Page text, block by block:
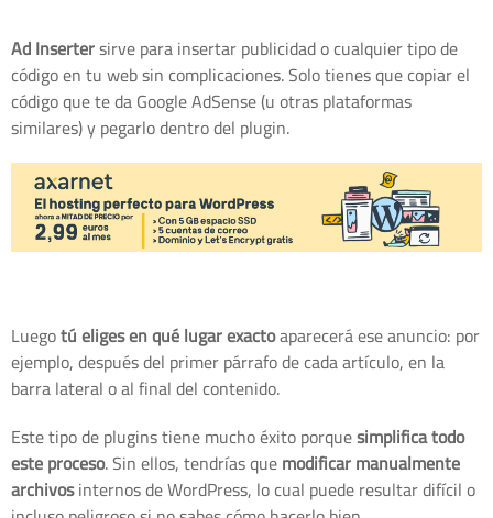
Ad Insertersirve para insertar publicidad o cualquier tipo de
código en tu web sin complicaciones. Solo tienes que copiar el
código que te da Google AdSense (u otras plataformas
similares) y pegarlo dentro del plugin.
Luegotú eliges en qué lugar exactoaparecerá ese anuncio: por
ejemplo, después del primer párrafo de cada artículo, en la
barra lateral o al final del contenido.
Este tipo de plugins tiene mucho éxito porquesimplifica todo
este proceso. Sin ellos, tendrías quemodificar manualmente
archivosinternos de WordPress, lo cual puede resultar difícil o